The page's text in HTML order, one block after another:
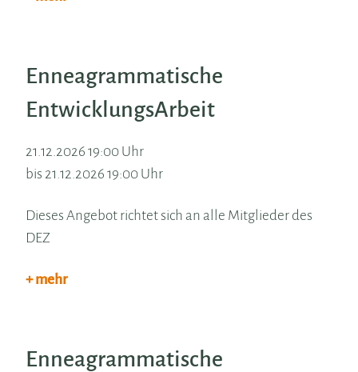
Enneagrammatische
EntwicklungsArbeit
21.12.2026 19:00 Uhr
bis 21.12.2026 19:00 Uhr
Dieses Angebot richtet sich an alle Mitglieder des
DEZ
+ mehr
Enneagrammatische